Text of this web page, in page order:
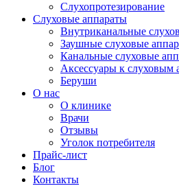
Слухопротезирование
Слуховые аппараты
Внутриканальные
Заушные слуховые
Канальные слуховые
Аксессуары к слуховым
Беруши
О нас
О клинике
Врачи
Отзывы
Уголок потребителя
Прайс-лист
Блог
Контакты